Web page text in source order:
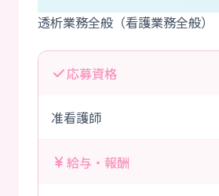
応募資格
准看護師
給与・報酬